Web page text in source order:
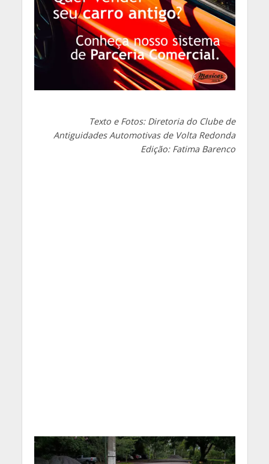
Texto e Fotos: Diretoria do Clube de
Antiguidades Automotivas de Volta Redonda
Edição: Fatima Barenco